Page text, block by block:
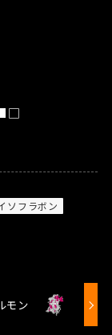
ソフラボン
モン